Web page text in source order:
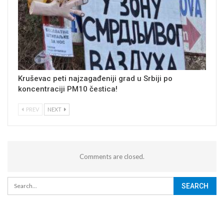
Kruševac peti najzagađeniji grad u Srbiji po
koncentraciji PM10 čestica!
PREV NEXT
Comments are closed.